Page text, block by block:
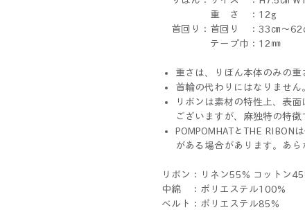
重 さ ：12g
首回り：首回り ：33㎝～
テープ巾：12㎜
重さは、りぼん本体のみの重
首輪の代わりにはなりません
リボンは素材の特性上、表
ございますが、麻独特の特
POMPOMHATとTHE RIBON
がある場合があります。あら
リボン：リネン55% コットン
中綿 ：ポリエステル100%
ベルト：ポリエステル85%